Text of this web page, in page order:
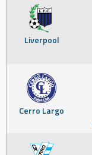
Liverpool
Cerro Largo